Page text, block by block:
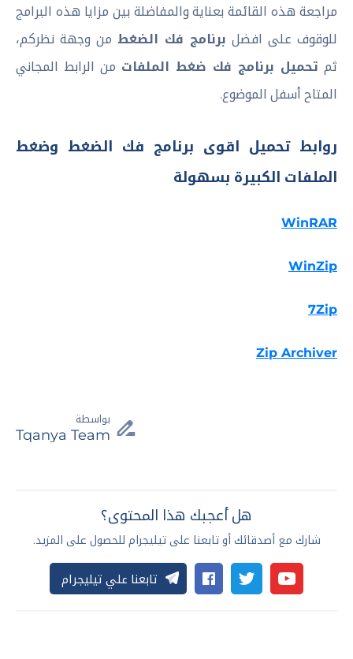
مراجعة هذه القائمة بعناية والمفاضلة بين مزايا هذه البرامج
للوقوف على افضل برنامج فك الضغط من وجهة نظركم،
ثم تحميل برنامج فك ضغط الملفات من الرابط المجاني
المتاح أسفل الموضوع.
روابط تحميل اقوى برنامج فك الضغط وضغط
الملفات الكبيرة بسهولة
WinRAR
WinZip
7Zip
Zip Archiver
بواسطة
Tqanya Team
هل أعجبك هذا المحتوى؟
شارك مع أصدقائك أو تابعنا على تيليجرام للحصول على المزيد.
تابعنا علي تيليجرام